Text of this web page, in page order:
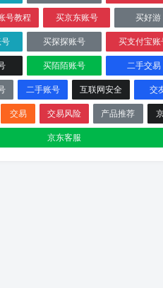
号教程
买京东账号
买好游
买探探账号
买支付宝账
买陌陌账号
二手交易
二手账号 互联网安全
交
交易 交易风险 产品推荐
京东客服